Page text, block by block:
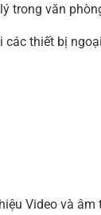
trong văn
thiết bị
Video và